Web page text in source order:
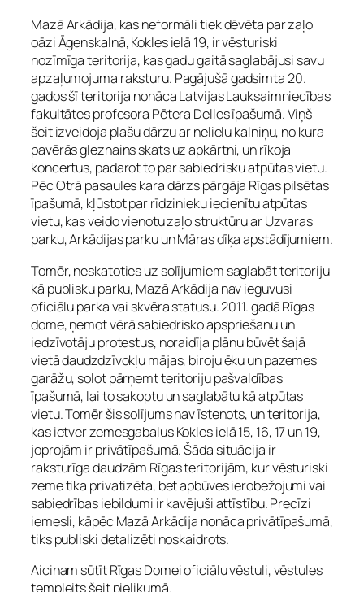
Mazā Arkādija, kas neformāli tiek dēvēta par zaļo
oāzi Āgenskalnā, Kokles ielā 19, ir vēsturiski
nozīmīga teritorija, kas gadu gaitā saglabājusi savu
apzaļumojuma raksturu. Pagājušā gadsimta 20.
gados šī teritorija nonāca Latvijas Lauksaimniecības
fakultātes profesora Pētera Delles īpašumā. Viņš
šeit izveidoja plašu dārzu ar nelielu kalniņu, no kura
pavērās gleznains skats uz apkārtni, un rīkoja
koncertus, padarot to par sabiedrisku atpūtas vietu.
Pēc Otrā pasaules kara dārzs pārgāja Rīgas pilsētas
īpašumā, kļūstot par rīdzinieku iecienītu atpūtas
vietu, kas veido vienotu zaļo struktūru ar Uzvaras
parku, Arkādijas parku un Māras dīķa apstādījumiem.
Tomēr, neskatoties uz solījumiem saglabāt teritoriju
kā publisku parku, Mazā Arkādija nav ieguvusi
oficiālu parka vai skvēra statusu. 2011. gadā Rīgas
dome, ņemot vērā sabiedrisko apspriešanu un
iedzīvotāju protestus, noraidīja plānu būvēt šajā
vietā daudzdzīvokļu mājas, biroju ēku un pazemes
garāžu, solot pārņemt teritoriju pašvaldības
īpašumā, lai to sakoptu un saglabātu kā atpūtas
vietu. Tomēr šis solījums nav īstenots, un teritorija,
kas ietver zemesgabalus Kokles ielā 15, 16, 17 un 19,
joprojām ir privātīpašumā. Šāda situācija ir
raksturīga daudzām Rīgas teritorijām, kur vēsturiski
zeme tika privatizēta, bet apbūves ierobežojumi vai
sabiedrības iebildumi ir kavējuši attīstību. Precīzi
iemesli, kāpēc Mazā Arkādija nonāca privātīpašumā,
tiks publiski detalizēti noskaidrots.
Aicinam sūtīt Rīgas Domei oficiālu vēstuli, vēstules
templeits šeit pielikumā.